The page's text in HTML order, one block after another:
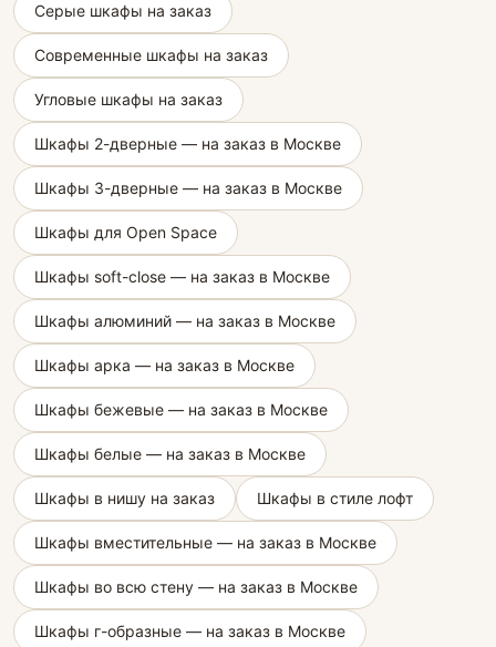
Серые шкафы на заказ
Современные шкафы на заказ
Угловые шкафы на заказ
Шкафы 2-дверные — на заказ в Москве
Шкафы 3-дверные — на заказ в Москве
Шкафы для Open Space
Шкафы soft-close — на заказ в Москве
Шкафы алюминий — на заказ в Москве
Шкафы арка — на заказ в Москве
Шкафы бежевые — на заказ в Москве
Шкафы белые — на заказ в Москве
Шкафы в нишу на заказ Шкафы в стиле лофт
Шкафы вместительные — на заказ в Москве
Шкафы во всю стену — на заказ в Москве
Шкафы г-образные — на заказ в Москве